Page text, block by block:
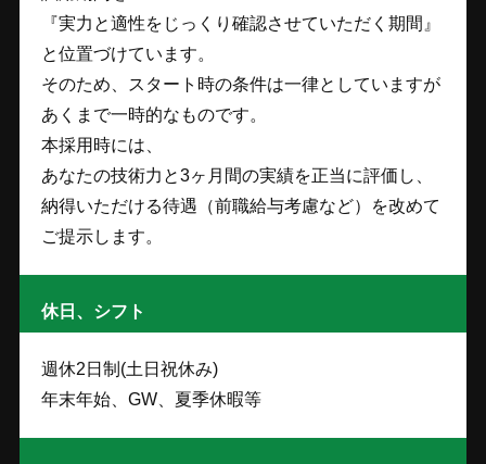
『実力と適性をじっくり確認させていただく期間』
と位置づけています。
そのため、スタート時の条件は一律としていますが
あくまで一時的なものです。
本採用時には、
あなたの技術力と3ヶ月間の実績を正当に評価し、
納得いただける待遇（前職給与考慮など）を改めて
ご提示します。
休日、シフト
週休2日制(土日祝休み)
年末年始、GW、夏季休暇等